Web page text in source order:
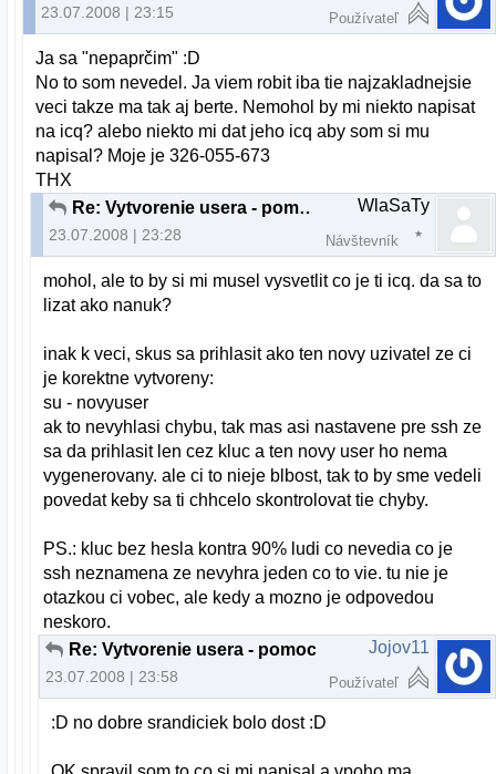
23.07.2008 | 23:15 Používateľ
Ja sa "nepaprčim" :D
No to som nevedel. Ja viem robit iba tie najzakladnejsie
veci takze ma tak aj berte. Nemohol by mi niekto napisat
na icq? alebo niekto mi dat jeho icq aby som si mu
napisal? Moje je 326-055-673
THX
Re: Vytvorenie usera - pomoc
23.07.2008 | 23:28
WlaSaTy
Návštevník
mohol, ale to by si mi musel vysvetlit co je ti icq. da sa to
lizat ako nanuk?
inak k veci, skus sa prihlasit ako ten novy uzivatel ze ci
je korektne vytvoreny:
su - novyuser
ak to nevyhlasi chybu, tak mas asi nastavene pre ssh ze
sa da prihlasit len cez kluc a ten novy user ho nema
vygenerovany. ale ci to nieje blbost, tak to by sme vedeli
povedat keby sa ti chhcelo skontrolovat tie chyby.
PS.: kluc bez hesla kontra 90% ludi co nevedia co je
ssh neznamena ze nevyhra jeden co to vie. tu nie je
otazkou ci vobec, ale kedy a mozno je odpovedou
neskoro.
Re: Vytvorenie usera - pomoc
23.07.2008 | 23:58
Jojov11
Používateľ
:D no dobre srandiciek bolo dost :D